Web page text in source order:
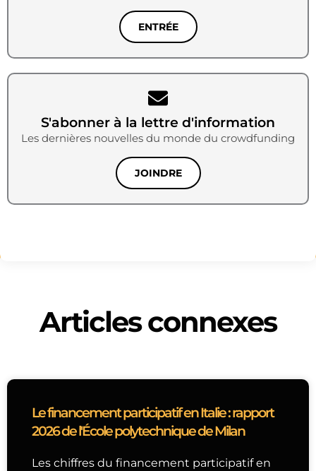
ENTRÉE
S'abonner à la lettre d'information
Les dernières nouvelles du monde du crowdfunding
JOINDRE
Articles connexes
Le financement participatif en Italie : rapport
2026 de l'École polytechnique de Milan
Les chiffres du financement participatif en